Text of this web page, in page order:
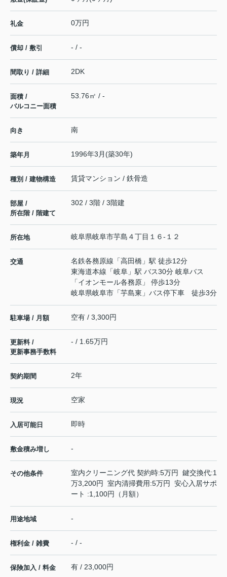
礼金 0万円
償却 / 敷引 - / -
間取り / 詳細 2DK
面積 /
バルコニー面積
53.76㎡ / -
向き 南
築年月 1996年3月(築30年)
種別 / 建物構造 賃貸マンション / 鉄骨造
部屋 /
所在階 / 階建て
302 / 3階 / 3階建
所在地 岐阜県岐阜市芋島 ４丁目１６-１２
交通 名鉄各務原線 「高田橋 」駅 徒歩12分
東海道本線 「岐阜 」駅 バス30分 岐阜バス
「イオンモール各務原」 停歩13分
岐阜県岐阜市「芋島東」バス停下車 徒歩3分
駐車場 / 月額 空有 / 3,300円
更新料 /
更新事務手数料
- / 1.65万円
契約期間 2年
現況 空家
入居可能日 即時
敷金積み増し -
その他条件
室内クリーニング代 契約時:5万円 鍵交換代:1
万3,200円 室内清掃費用:5万円 安心入居サポ
ート :1,100円（月額）
用途地域 -
権利金 / 雑費 - / -
保険加入 / 料金 有 / 23,000円